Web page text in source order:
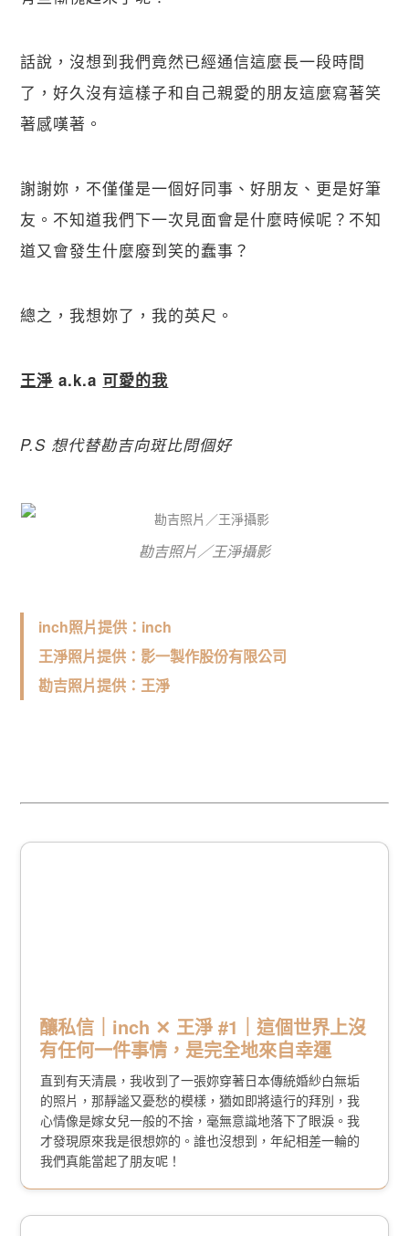
話說，沒想到我們竟然已經通信這麼長一段時間
了，好久沒有這樣子和自己親愛的朋友這麼寫著笑
著感嘆著。
謝謝妳，不僅僅是一個好同事、好朋友、更是好筆
友。不知道我們下一次見面會是什麼時候呢？不知
道又會發生什麼廢到笑的蠢事？
總之，我想妳了，我的英尺。
王淨 a.k.a 可愛的我
P.S 想代替勘吉向斑比問個好
勘吉照片／王淨攝影
inch照片提供：inch
王淨照片提供：影一製作股份有限公司
勘吉照片提供：王淨
釀私信｜inch ✕ 王淨 #1｜這個世界上沒
有任何一件事情，是完全地來自幸運
直到有天清晨，我收到了一張妳穿著日本傳統婚紗白無垢
的照片，那靜謐又憂愁的模樣，猶如即將遠行的拜別，我
心情像是嫁女兒一般的不捨，毫無意識地落下了眼淚。我
才發現原來我是很想妳的。誰也沒想到，年紀相差一輪的
我們真能當起了朋友呢！